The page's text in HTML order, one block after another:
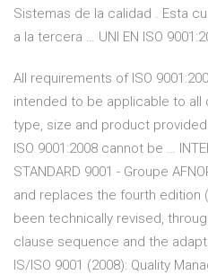
Sistemas de la calidad . Esta
a la tercera … UNI EN ISO
All requirements of ISO
intended to be applicable to all
type, size and product
ISO 9001:2008 cannot be …
STANDARD 9001 - Groupe
and replaces the fourth edition
been technically revised,
clause sequence and the
IS/ISO 9001 (2008): Quality